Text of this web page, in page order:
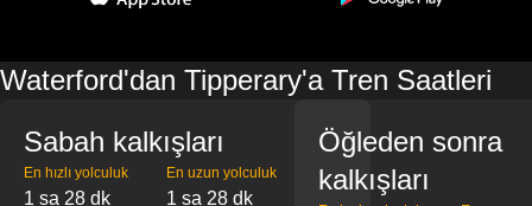
Waterford'dan Tipperary'a Tren Saatleri
Sabah kalkışları
En hızlı yolculuk
1 sa 28 dk
En uzun yolculuk
1 sa 28 dk
Öğleden sonra
kalkışları